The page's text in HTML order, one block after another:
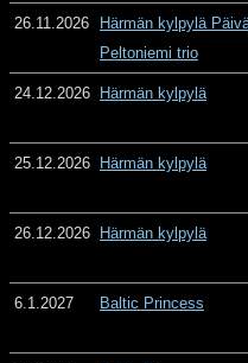
26.11.2026
Härmän kylpylä
Peltoniemi trio
24.12.2026 Härmän kylpylä
25.12.2026 Härmän kylpylä
26.12.2026 Härmän kylpylä
6.1.2027 Baltic Princess